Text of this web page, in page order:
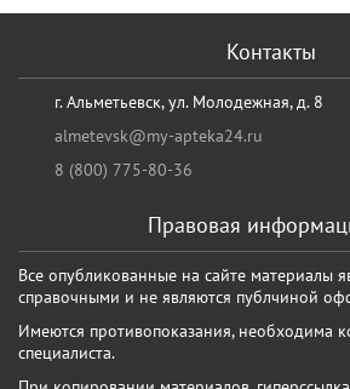
Правовая
Все опубликованные на сайте материалы
справочными и не являются публчиной
Имеются противопоказания, необходима
специалиста.
Контакты
г. Альметьевск, ул. Молодежная, д. 8
almetevsk@my-apteka24.ru
8 (800) 775-80-36